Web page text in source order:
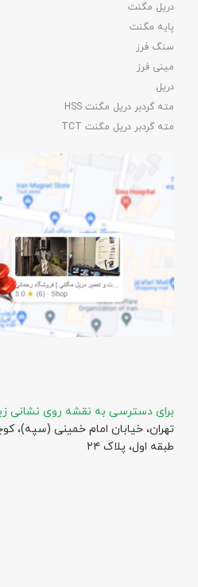
دریل مگنت
پایه مگنت
سنگ فرز
مینی فرز
دریل
مته گردبر دریل مگنت HSS
مته گردبر دریل مگنت TCT
برای دسترسی به نقشه روی نشانی
تهران، خیابان امام خمینی (سپه)،
طبقه اول، پلاک ۲۴